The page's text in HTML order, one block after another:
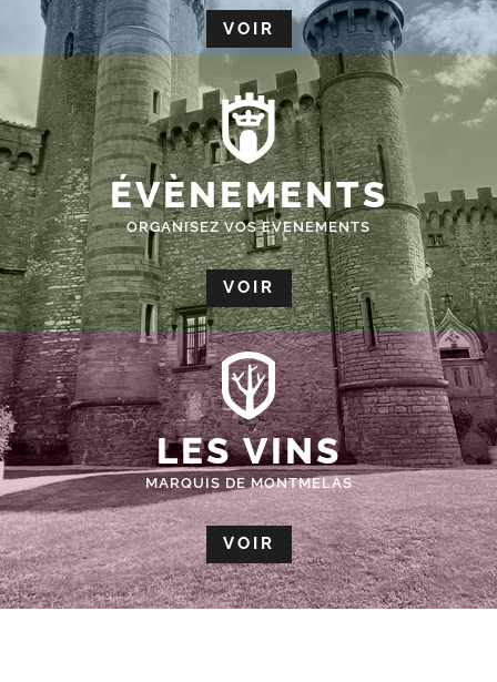
VOIR
ÉVÈNEMENTS
ORGANISEZ VOS EVENEMENTS
VOIR
LES VINS
MARQUIS DE MONTMELAS
VOIR